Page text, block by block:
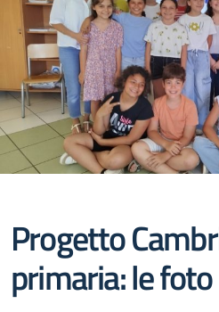
Progetto
primaria: le foto